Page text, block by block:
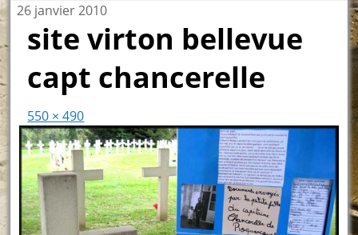
26 janvier 2010
site virton bellevue
capt chancerelle
550 × 490